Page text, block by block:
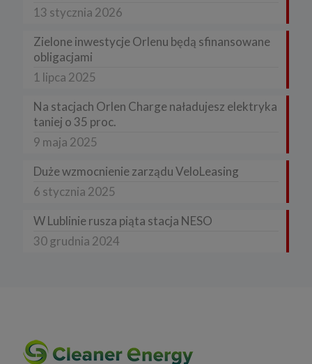
13 stycznia 2026
Zielone inwestycje Orlenu będą sfinansowane
obligacjami
1 lipca 2025
Na stacjach Orlen Charge naładujesz elektryka
taniej o 35 proc.
9 maja 2025
Duże wzmocnienie zarządu VeloLeasing
6 stycznia 2025
W Lublinie rusza piąta stacja NESO
30 grudnia 2024